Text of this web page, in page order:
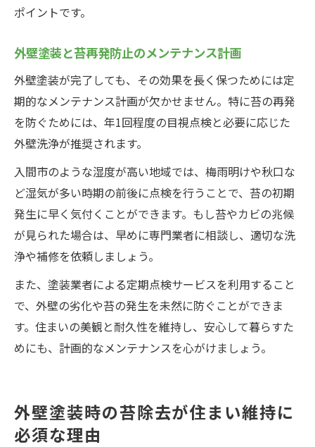
ポイントです。
外壁塗装と苔再発防止のメンテナンス計画
外壁塗装が完了しても、その効果を長く保つためには定
期的なメンテナンス計画が欠かせません。特に苔の再発
を防ぐためには、年1回程度の目視点検と必要に応じた
外壁洗浄が推奨されます。
入間市のような湿度が高い地域では、梅雨明けや秋口な
ど湿気が多い時期の前後に点検を行うことで、苔の初期
発生に早く気付くことができます。もし苔やカビの兆候
が見られた場合は、早めに専門業者に相談し、適切な洗
浄や補修を依頼しましょう。
また、塗装業者による定期点検サービスを利用すること
で、外壁の劣化や苔の発生を未然に防ぐことができま
す。住まいの美観と耐久性を維持し、安心して暮らすた
めにも、計画的なメンテナンスを心がけましょう。
外壁塗装時の苔除去が住まい維持に
必須な理由